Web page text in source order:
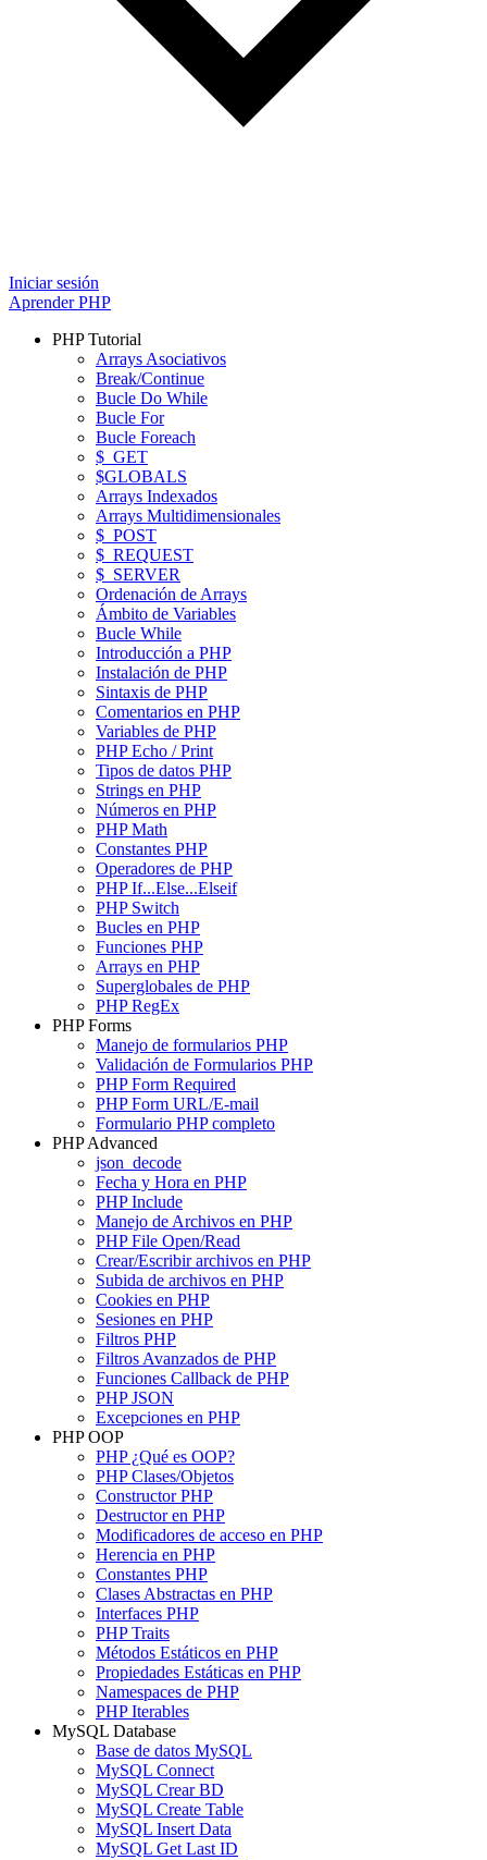
Iniciar sesión
Aprender PHP
PHP Tutorial
Arrays Asociativos
Break/Continue
Bucle Do While
Bucle For
Bucle Foreach
$_GET
$GLOBALS
Arrays Indexados
Arrays Multidimensionales
$_POST
$_REQUEST
$_SERVER
Ordenación de Arrays
Ámbito de Variables
Bucle While
Introducción a PHP
Instalación de PHP
Sintaxis de PHP
Comentarios en PHP
Variables de PHP
PHP Echo / Print
Tipos de datos PHP
Strings en PHP
Números en PHP
PHP Math
Constantes PHP
Operadores de PHP
PHP If...Else...Elseif
PHP Switch
Bucles en PHP
Funciones PHP
Arrays en PHP
Superglobales de PHP
PHP RegEx
PHP Forms
Manejo de formularios PHP
Validación de Formularios PHP
PHP Form Required
PHP Form URL/E-mail
Formulario PHP completo
PHP Advanced
json_decode
Fecha y Hora en PHP
PHP Include
Manejo de Archivos en PHP
PHP File Open/Read
Crear/Escribir archivos en PHP
Subida de archivos en PHP
Cookies en PHP
Sesiones en PHP
Filtros PHP
Filtros Avanzados de PHP
Funciones Callback de PHP
PHP JSON
Excepciones en PHP
PHP OOP
PHP ¿Qué es OOP?
PHP Clases/Objetos
Constructor PHP
Destructor en PHP
Modificadores de acceso en PHP
Herencia en PHP
Constantes PHP
Clases Abstractas en PHP
Interfaces PHP
PHP Traits
Métodos Estáticos en PHP
Propiedades Estáticas en PHP
Namespaces de PHP
PHP Iterables
MySQL Database
Base de datos MySQL
MySQL Connect
MySQL Crear BD
MySQL Create Table
MySQL Insert Data
MySQL Get Last ID